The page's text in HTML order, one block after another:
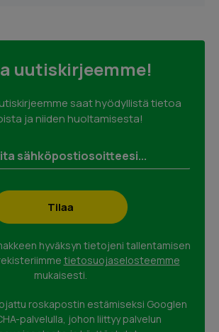
uutiskirjeemme!
saat hyödyllistä tietoa
ja niiden huoltamisesta!
hyväksyn tietojeni tallentamisen
tietosuojaselosteemme
mukaisesti.
roskapostin estämiseksi Googlen
palvelulla, johon liittyy palvelun